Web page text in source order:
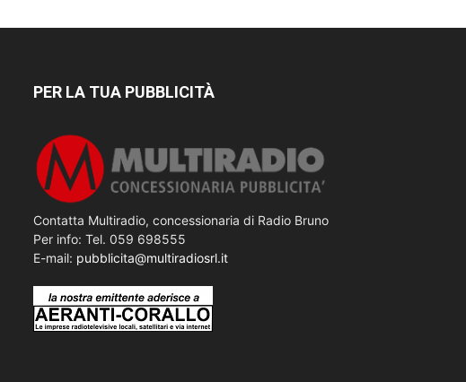
PER LA TUA PUBBLICITÀ
Contatta Multiradio, concessionaria di Radio Bruno
Per info: Tel. 059 698555
E-mail: pubblicita@multiradiosrl.it